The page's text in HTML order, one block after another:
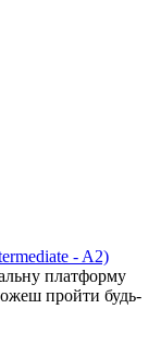
- A2)
платформу
пройти будь-